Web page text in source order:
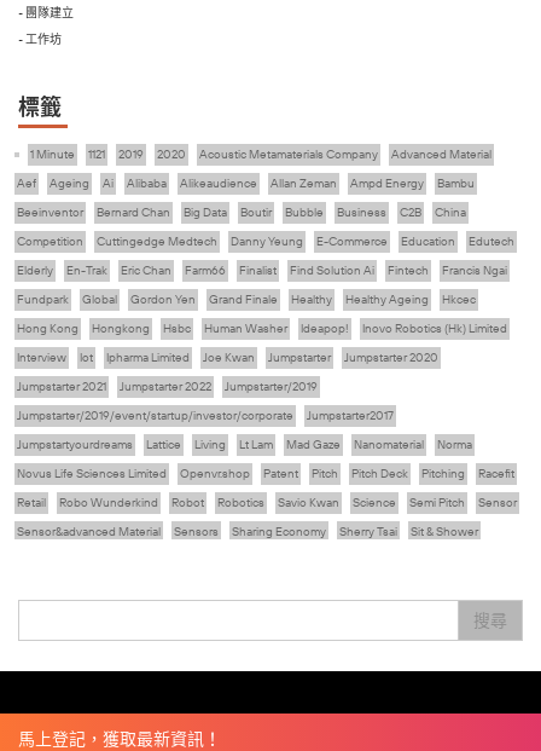
- 團隊建立
- 工作坊
標籤
1 Minute 1121 2019 2020 Acoustic Metamaterials Company
Advanced Material
Aef
Ageing Ai Alibaba Alikeaudience Allan Zeman Ampd Energy
Bambu
Beeinventor
Bernard Chan Big Data Boutir Bubble Business C2B
China
Competition
Cuttingedge Medtech Danny Yeung E-Commerce Education
Edutech
Elderly
En-Trak Eric Chan Farm66 Finalist Find Solution Ai Fintech
Francis Ngai
Fundpark
Global Gordon Yen Grand Finale Healthy Healthy Ageing
Hkcec
Hong Kong
Hongkong Hsbc Human Washer Ideapop!
Inovo Robotics (Hk) Limited
Interview
Iot Ipharma Limited Joe Kwan Jumpstarter
Jumpstarter 2020
Jumpstarter 2021
Jumpstarter 2022
Jumpstarter/2019
Jumpstarter/2019/event/startup/investor/corporate
Jumpstarter2017
Jumpstartyourdreams
Lattice Living Lt Lam Mad Gaze Nanomaterial
Norma
Novus Life Sciences Limited
Openvr.shop Patent Pitch Pitch Deck Pitching
Racefit
Retail
Robo Wunderkind Robot Robotics Savio Kwan Science Semi Pitch
Sensor
Sensor&advanced Material
Sensors Sharing Economy Sherry Tsai
Sit & Shower
朱嘉盈
林亮 楊聖武 機械人技術 盛智文 線上視頻 總決賽 蔡曉慧
車品覺
搜尋
馬上登記，獲取最新資訊！